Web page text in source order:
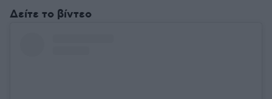
Δείτε το βίντεο